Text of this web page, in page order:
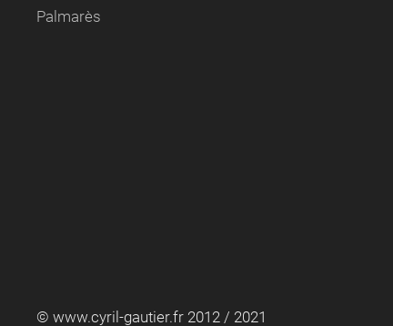
Palmarès
© www.cyril-gautier.fr 2012 / 2021